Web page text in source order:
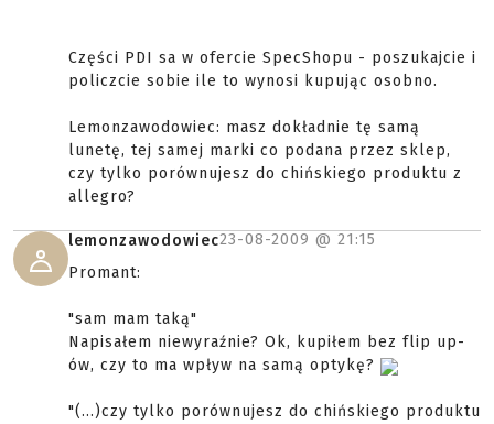
Części PDI sa w ofercie SpecShopu - poszukajcie i
policzcie sobie ile to wynosi kupując osobno.
Lemonzawodowiec: masz dokładnie tę samą
lunetę, tej samej marki co podana przez sklep,
czy tylko porównujesz do chińskiego produktu z
allegro?
lemonzawodowiec23-08-2009 @ 21:15
Promant:
"sam mam taką"
Napisałem niewyraźnie? Ok, kupiłem bez flip up-
ów, czy to ma wpływ na samą optykę?
"(...)czy tylko porównujesz do chińskiego produktu